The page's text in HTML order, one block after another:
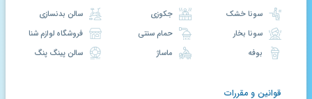
سونا خشک
سونا بخار
جکوزی
حمام سنتی
سالن بدنسازی
فروشگاه لوازم شنا
سالن پینگ پنگ
قوانین و مقررات